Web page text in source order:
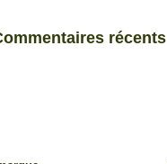
récents